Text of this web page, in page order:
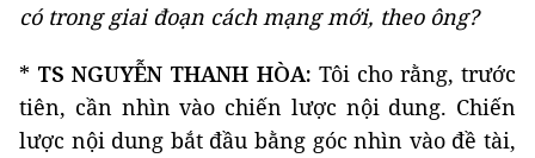
có trong giai đoạn cách mạng mới, theo ông?
* TS NGUYỄN THANH HÒA: Tôi cho rằng, trước
tiên, cần nhìn vào chiến lược nội dung. Chiến
lược nội dung bắt đầu bằng góc nhìn vào đề tài,